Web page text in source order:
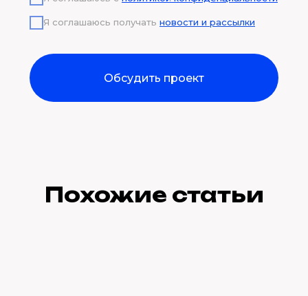
Я соглашаюсь получать новости и рассылки
Обсудить проект
Похожие статьи